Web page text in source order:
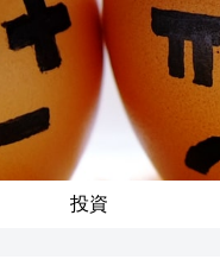
投資